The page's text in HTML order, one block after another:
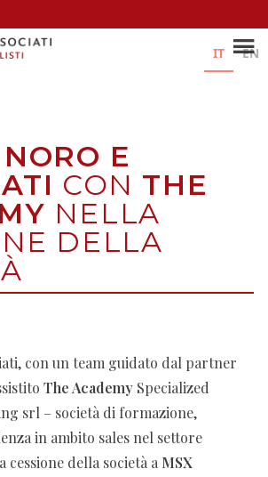
IT EN
E
CON THE
NELLA
DELLA
con un team guidato dal partner
The Academy Specialized
srl – società di formazione,
in ambito sales nel settore
cessione della società a MSX